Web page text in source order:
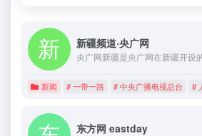
新疆频道·央广网
新闻 # 一带一路 # 中央广播电视总台 #
东方网 eastday